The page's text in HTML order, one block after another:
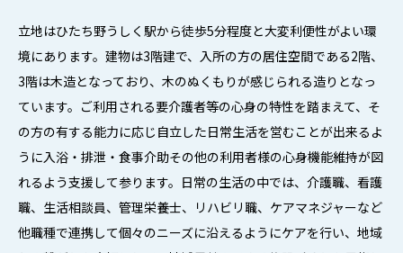
立地はひたち野うしく駅から徒歩5分程度と大変利便性がよい環
境にあります。建物は3階建で、入所の方の居住空間である2階、
3階は木造となっており、木のぬくもりが感じられる造りとなっ
ています。ご利用される要介護者等の心身の特性を踏まえて、そ
の方の有する能力に応じ自立した日常生活を営むことが出来るよ
うに入浴・排泄・食事介助その他の利用者様の心身機能維持が図
れるよう支援して参ります。日常の生活の中では、介護職、看護
職、生活相談員、管理栄養士、リハビリ職、ケアマネジャーなど
他職種で連携して個々のニーズに沿えるようにケアを行い、地域